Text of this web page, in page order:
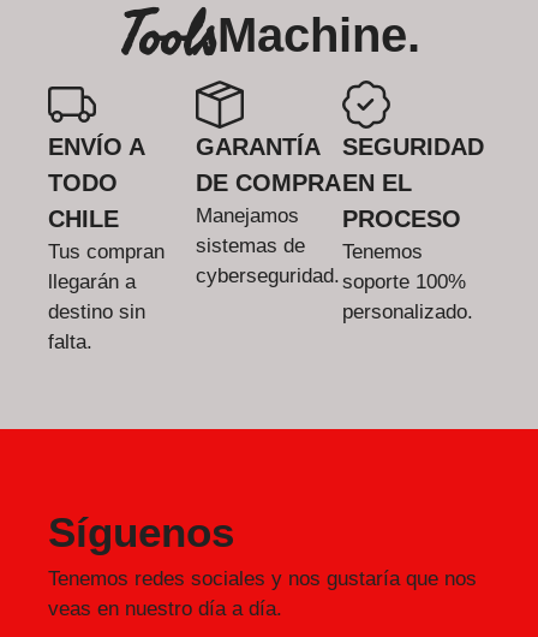
ToolsMachine.
ENVÍO A
TODO
CHILE
Tus compran
llegarán a
destino sin
falta.
GARANTÍA
DE COMPRA
Manejamos
sistemas de
cyberseguridad.
SEGURIDAD
EN EL
PROCESO
Tenemos
soporte 100%
personalizado.
Síguenos
Tenemos redes sociales y nos gustaría que nos
veas en nuestro día a día.